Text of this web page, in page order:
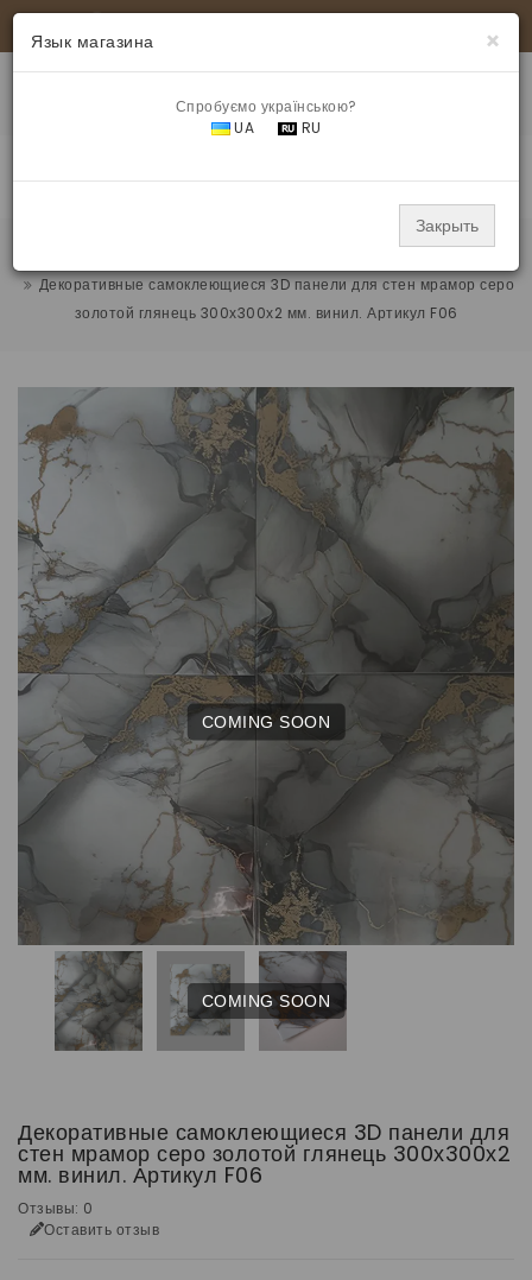
МЕНЮ
Декоративные самоклеющиеся 3D панели для стен мрамор серо
золотой глянець 300х300х2 мм. винил. Артикул F06
×
Язык магазина
Спробуємо українською?
UA
RU
Закрыть
COMING SOON
COMING SOON
Декоративные самоклеющиеся 3D панели для
стен мрамор серо золотой глянець 300х300х2
мм. винил. Артикул F06
Отзывы: 0
Оставить отзыв